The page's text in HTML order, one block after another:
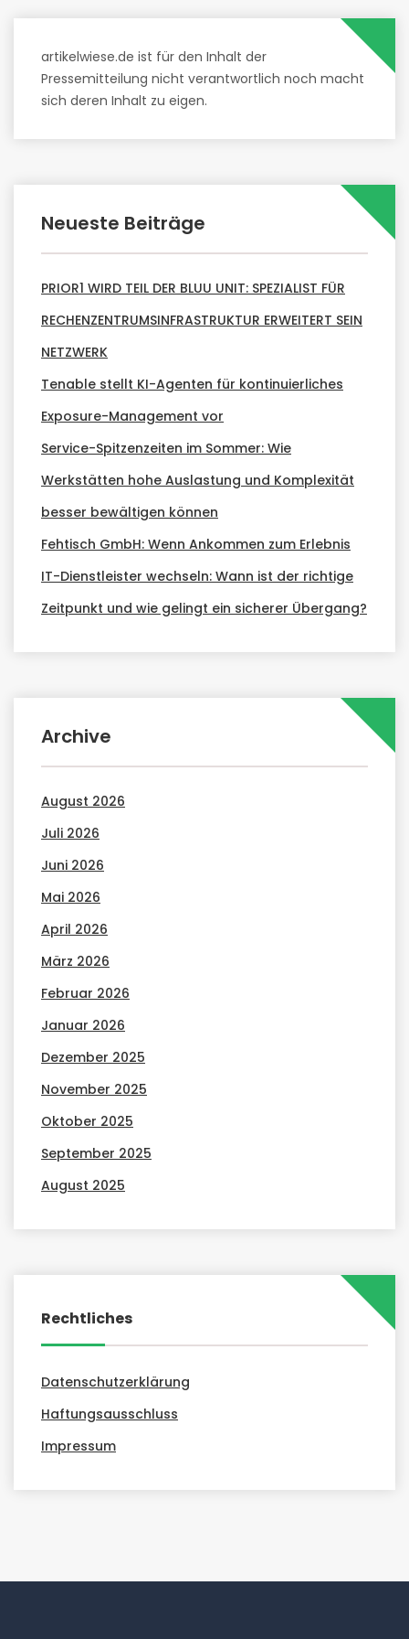
artikelwiese.de ist für den Inhalt der
Pressemitteilung nicht verantwortlich noch macht
sich deren Inhalt zu eigen.
Neueste Beiträge
PRIOR1 WIRD TEIL DER BLUU UNIT: SPEZIALIST FÜR
RECHENZENTRUMSINFRASTRUKTUR ERWEITERT SEIN
NETZWERK
Tenable stellt KI-Agenten für kontinuierliches
Exposure-Management vor
Service-Spitzenzeiten im Sommer: Wie
Werkstätten hohe Auslastung und Komplexität
besser bewältigen können
Fehtisch GmbH: Wenn Ankommen zum Erlebnis
IT-Dienstleister wechseln: Wann ist der richtige
Zeitpunkt und wie gelingt ein sicherer Übergang?
Archive
August 2026
Juli 2026
Juni 2026
Mai 2026
April 2026
März 2026
Februar 2026
Januar 2026
Dezember 2025
November 2025
Oktober 2025
September 2025
August 2025
Rechtliches
Datenschutzerklärung
Haftungsausschluss
Impressum